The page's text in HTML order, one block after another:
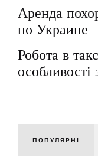
Н
а
в
Аренда
по Украине
Робота в
особливості
ПОПУЛЯРНІ